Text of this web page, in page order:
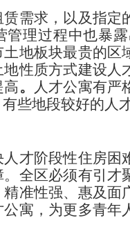
需求，以及指
管理过程中也暴
地板块最贵的
性质方式建设
高。
人才公寓有严
些地段较好的人
人才阶段性住房
全区必须有引
准性强、惠及
寓，为更多青